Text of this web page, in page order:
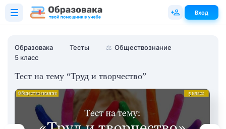
Образовака Тесты ⚖️ Обществознание
5 класс
Тест на тему “Труд и творчество”
Вход